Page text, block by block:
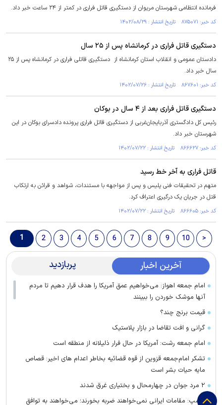
فرمانده انتظامی شهرستان مریوان از دستگیری قاتل فراری در کمتر از ۲۴ ساعت خبر داد.
کد خبر: ۸۷۵۰۷۱ تاریخ انتشار : ۱۴۰۲/۰۸/۲۹
دستگیری قاتل فراری در کرمانشاه پس از ۲۵ سال
دادستان عمومی و انقلاب استان کرمانشاه از دستگیری قاتلی فراری در کرمانشاه پس از ۲۵
سال خبر داد.
کد خبر: ۸۶۷۶۰۱ تاریخ انتشار : ۱۴۰۲/۰۷/۲۶
دستگیری قاتل فراری بعد از ۴ سال در بوکان
رئیس کل دادگستری آذربایجان‌غربی از دستگیری قاتل فراری پرونده دادسرای بوکان در این
شهرستان خبر داد.
کد خبر: ۸۶۶۶۲۷ تاریخ انتشار : ۱۴۰۲/۰۷/۲۲
قاتل فراری به آخر خط رسید
متهم در تحقیقات فنی پلیس و پس از مواجهه با مستندات، شواهد و قرائن به ارتکاب
قتل در جریان یک درگیری اعتراف کرد.
کد خبر: ۸۶۶۶۰۵ تاریخ انتشار : ۱۴۰۲/۰۷/۲۲
1 2 3 4 5 6 7 8 9 10 >
آخرین اخبار پربازدید
امام جمعه اهواز: می‌خواهیم عمق آمریکا را هدف قرار دهیم تا مردم
آنها موشک خوردن را ببینند
قیمت برنج چند؟
گرانی و افت تقاضا در بازار پلاستیک
امام جمعه رشت: آمریکا در حال فرار ذلیلانه از منطقه است
تشکر امام‌جمعه قزوین از قوه قضائیه بخاطر اعدام های اخیر: قصاص
مایه حیات بشر است
۲ مرد جوان در چهارمحال و بختیاری غرق شدند
ترامپ: مقامات ایرانی نمی‌خواهند ضربه بخورند؛ می‌خواهند به توافق